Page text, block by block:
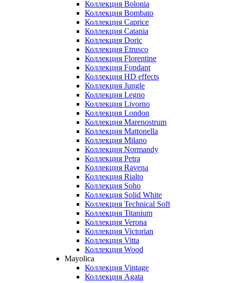
Коллекция Bolonia
Коллекция Bombato
Коллекция Caprice
Коллекция Catania
Коллекция Doric
Коллекция Etrusco
Коллекция Florentine
Коллекция Fondant
Коллекция HD effects
Коллекция Jungle
Коллекция Legno
Коллекция Livorno
Коллекция London
Коллекция Marenostrum
Коллекция Mattonella
Коллекция Milano
Коллекция Normandy
Коллекция Petra
Коллекция Ravena
Коллекция Rialto
Коллекция Soho
Коллекция Solid White
Коллекция Technical Soft
Коллекция Titanium
Коллекция Verona
Коллекция Victorian
Коллекция Vitta
Коллекция Wood
Mayolica
Коллекция Vintage
Коллекция Agata